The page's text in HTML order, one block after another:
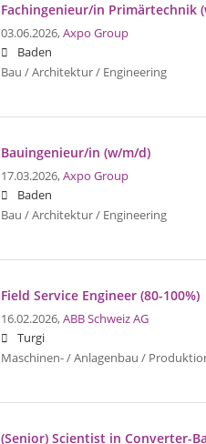
Fachingenieur/in Primärtechnik
03.06.2026,Axpo Group
Baden
Bau / Architektur / Engineering
Bauingenieur/in (w/m/d)
17.03.2026,Axpo Group
Baden
Bau / Architektur / Engineering
Field Service Engineer (80-100%)
16.02.2026,ABB Schweiz AG
Turgi
Maschinen- / Anlagenbau /
(Senior) Scientist in Converter-